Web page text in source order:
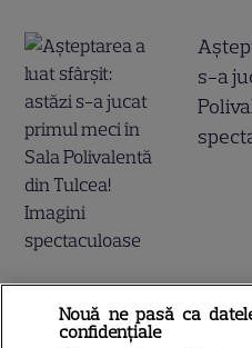
s-a
Nouă ne pasă ca
confidențiale